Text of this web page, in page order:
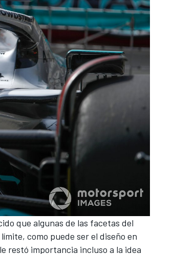
que algunas de las facetas del
como puede serel diseño en
le restó importancia incluso a la idea